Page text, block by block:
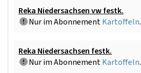
Reka Niedersachsen vw festk.
Nur im AbonnementKartoffeln.
Reka Niedersachsen festk.
Nur im AbonnementKartoffeln.